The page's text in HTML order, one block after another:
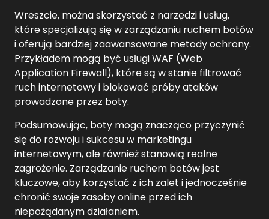
Wreszcie, można skorzystać z narzędzi i usług,
które specjalizują się w zarządzaniu ruchem botów
i oferują bardziej zaawansowane metody ochrony.
Przykładem mogą być usługi WAF (Web
Application Firewall), które są w stanie filtrować
ruch internetowy i blokować próby ataków
prowadzone przez boty.
Podsumowując, boty mogą znacząco przyczynić
się do rozwoju i sukcesu w marketingu
internetowym, ale również stanowią realne
zagrożenie. Zarządzanie ruchem botów jest
kluczowe, aby korzystać z ich zalet i jednocześnie
chronić swoje zasoby online przed ich
niepożądanym działaniem.